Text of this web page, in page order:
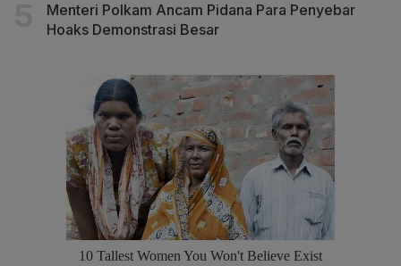
Menteri Polkam Ancam Pidana Para Penyebar
Hoaks Demonstrasi Besar